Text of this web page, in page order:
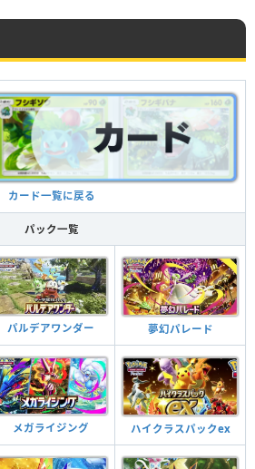
カード一覧に戻る
パック一覧
パルデアワンダー 夢幻パレード
メガライジング ハイクラスパックex